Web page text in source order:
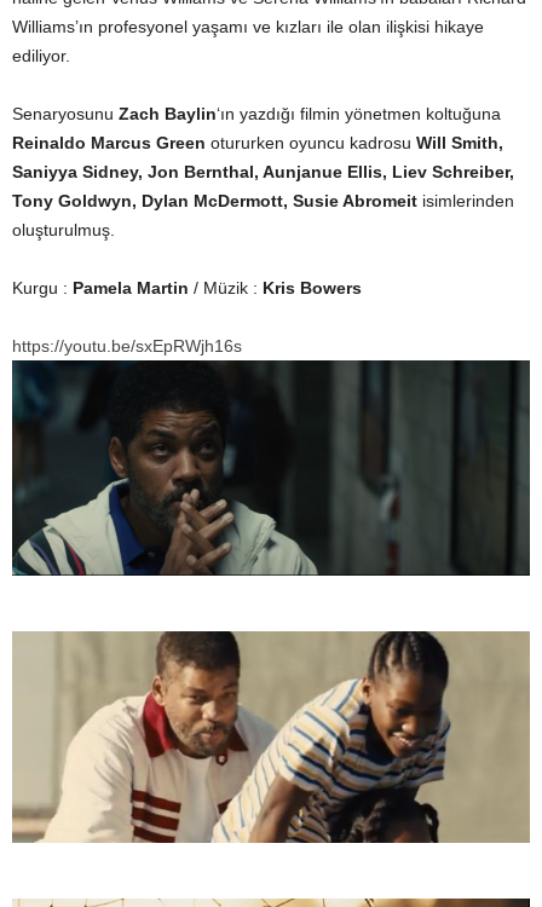
Williams’ın profesyonel yaşamı ve kızları ile olan ilişkisi hikaye
ediliyor.
Senaryosunu Zach Baylin‘ın yazdığı filmin yönetmen koltuğuna
Reinaldo Marcus Green otururken oyuncu kadrosu Will Smith,
Saniyya Sidney, Jon Bernthal, Aunjanue Ellis, Liev Schreiber,
Tony Goldwyn, Dylan McDermott, Susie Abromeit isimlerinden
oluşturulmuş.
Kurgu : Pamela Martin / Müzik : Kris Bowers
https://youtu.be/sxEpRWjh16s